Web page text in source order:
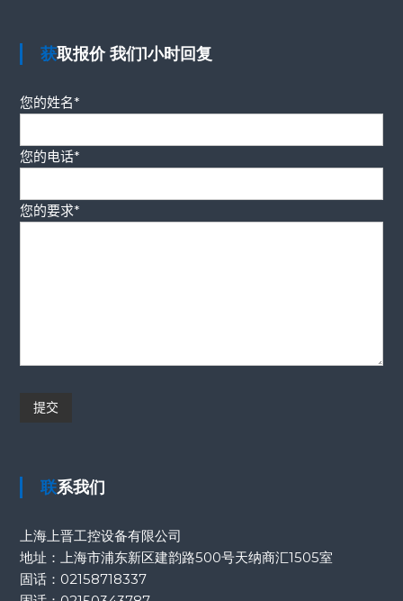
获取报价 我们1小时回复
您的姓名*
您的电话*
您的要求*
联系我们
上海上晋工控设备有限公司
地址：上海市浦东新区建韵路500号天纳商汇1505室
固话： 02158718337